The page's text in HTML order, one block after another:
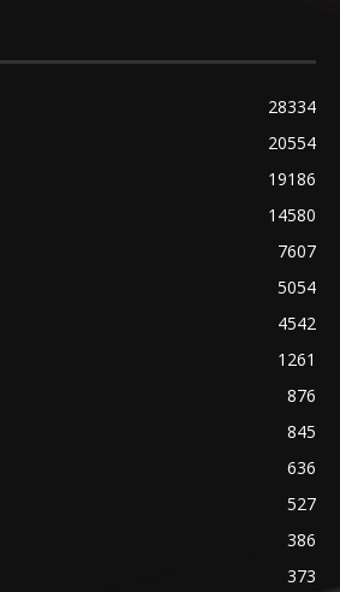
28334
20554
19186
14580
7607
5054
4542
1261
876
845
636
527
386
373